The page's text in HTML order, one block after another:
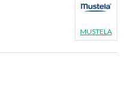
MUSTELA